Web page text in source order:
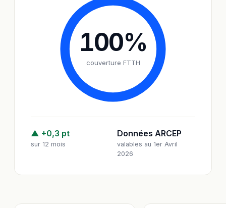
100%
couverture FTTH
▲ +0,3 pt
sur 12 mois
Données ARCEP
valables au 1er Avril
2026